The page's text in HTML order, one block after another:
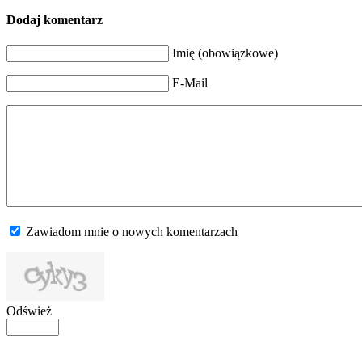
Dodaj komentarz
Imię (obowiązkowe)
E-Mail
Zawiadom mnie o nowych komentarzach
Odśwież